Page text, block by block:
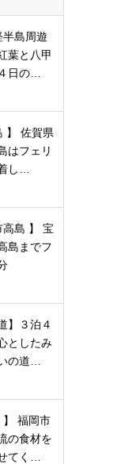
半島周遊
葉と八甲
日の…
】 佐賀県
はフェリ
し…
高島 】 宝
島までフ
】３泊４
としたみ
の道…
】 福岡市
の食材を
てく…